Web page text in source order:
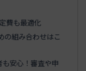
費も最適化
の組み合わせはこ
安心！審査や申